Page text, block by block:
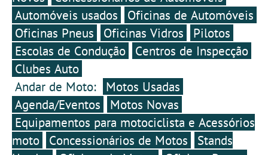
Automóveis usados
Oficinas de Automóveis
Oficinas Pneus
Oficinas Vidros
Pilotos
Escolas de Condução
Centros de Inspecção
Clubes Auto
Andar de Moto:
Motos Usadas
Agenda/Eventos
Motos Novas
Equipamentos para motociclista e Acessórios
moto
Concessionários de Motos
Stands